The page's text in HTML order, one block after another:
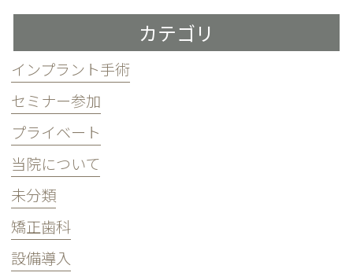
カテゴリ
インプラント手術
セミナー参加
プライベート
当院について
未分類
矯正歯科
設備導入